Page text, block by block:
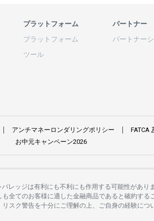
プラットフォーム
プラットフォーム
ツール
パートナー
パートナー
アンチマネーロンダリングポリシー FATCA
お中元キャンペーン2026
バレッジは有利にも不利にも作用する可能性があり
も全てのお客様に適した金融商品であると 確約する
リスク警告を十分に ご理解の 上、 ご自身の経験につ